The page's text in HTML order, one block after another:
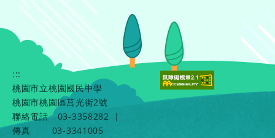
:::
桃園市立桃園國民中學
桃園市桃園區莒光街2號
聯絡電話
03-3358282
|
傳真
03-3341005